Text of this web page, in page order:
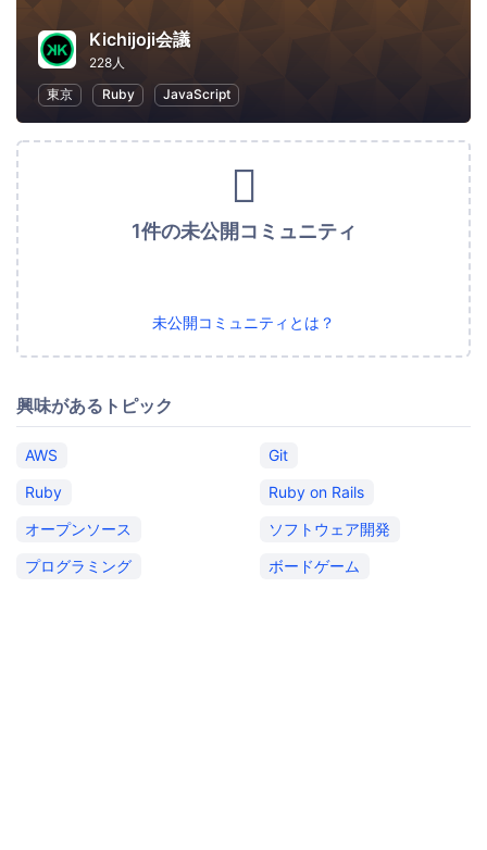
Kichijoji会議
228人
東京
Ruby JavaScript
1件の未公開コミュニティ
未公開コミュニティとは？
興味があるトピック
AWS
Git
Ruby
Ruby on Rails
オープンソース
ソフトウェア開発
プログラミング
ボードゲーム